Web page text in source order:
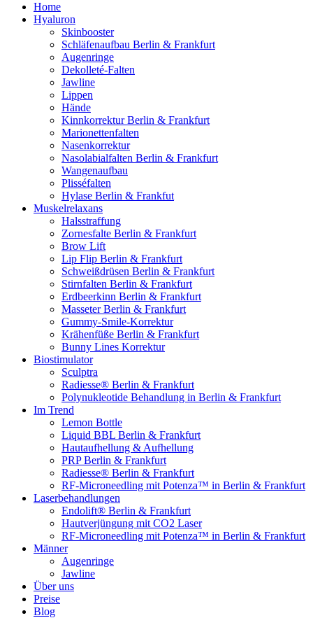
Home
Hyaluron
Skinbooster
Schläfenaufbau Berlin & Frankfurt
Augenringe
Dekolleté-Falten
Jawline
Lippen
Hände
Kinnkorrektur Berlin & Frankfurt
Marionettenfalten
Nasenkorrektur
Nasolabialfalten Berlin & Frankfurt
Wangenaufbau
Plisséfalten
Hylase Berlin & Frankfut
Muskelrelaxans
Halsstraffung
Zornesfalte Berlin & Frankfurt
Brow Lift
Lip Flip Berlin & Frankfurt
Schweißdrüsen Berlin & Frankfurt
Stirnfalten Berlin & Frankfurt
Erdbeerkinn Berlin & Frankfurt
Masseter Berlin & Frankfurt
Gummy-Smile-Korrektur
Krähenfüße Berlin & Frankfurt
Bunny Lines Korrektur
Biostimulator
Sculptra
Radiesse® Berlin & Frankfurt
Polynukleotide Behandlung in Berlin & Frankfurt
Im Trend
Lemon Bottle
Liquid BBL Berlin & Frankfurt
Hautaufhellung & Aufhellung
PRP Berlin & Frankfurt
Radiesse® Berlin & Frankfurt
RF-Microneedling mit Potenza™ in Berlin & Frankfurt
Laserbehandlungen
Endolift® Berlin & Frankfurt
Hautverjüngung mit CO2 Laser
RF-Microneedling mit Potenza™ in Berlin & Frankfurt
Männer
Augenringe
Jawline
Über uns
Preise
Blog